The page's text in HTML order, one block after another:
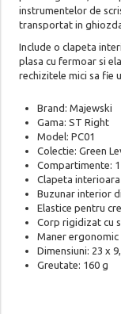
instrumentelor de
transportat in
Include o clapeta
plasa cu fermoar si
rechizitele mici sa fie
Brand: Majewski
Gama: ST Right
Model: PC01
Colectie: Green
Compartimente:
Clapeta
Buzunar interior
Elastice pentru
Corp rigidizat cu
Maner
Dimensiuni: 23 x
Greutate: 160 g